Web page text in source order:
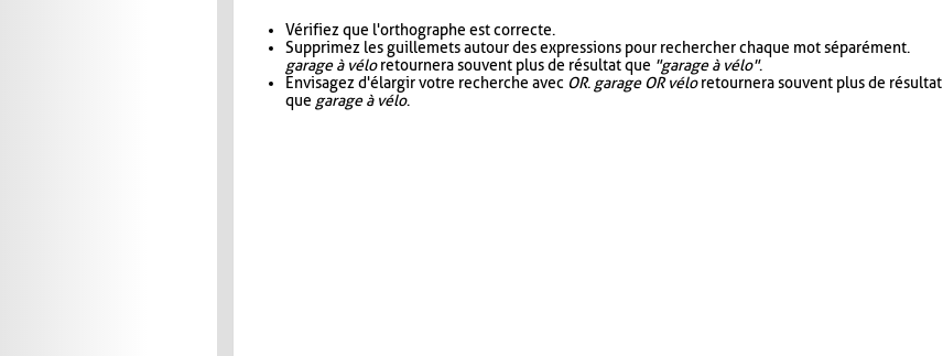
Vérifiez que l'orthographe est correcte.
Supprimez les guillemets autour des expressions pour rechercher chaque mot séparément.
garage à véloretournera souvent plus de résultat que "garage à vélo".
Envisagez d'élargir votre recherche avec OR. garage OR véloretournera souvent plus de résultat
que garage à vélo.